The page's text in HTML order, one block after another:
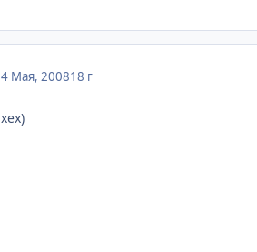
4 Мая, 200818 г
хех)